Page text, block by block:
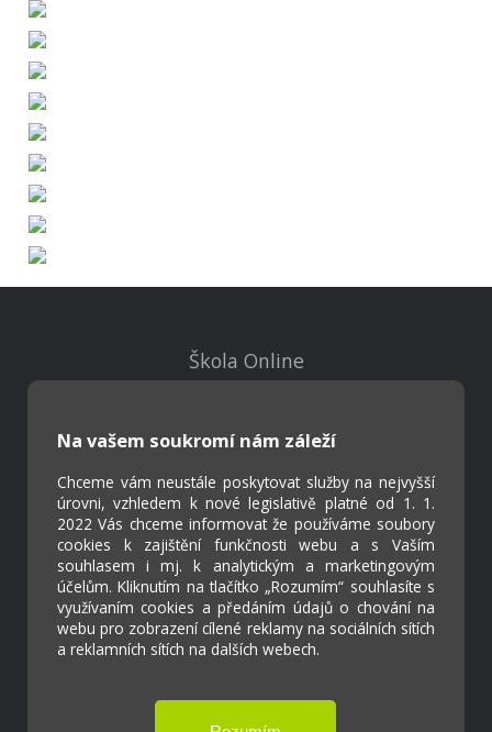
Na vašem soukromí nám záleží
Chceme vám neustále poskytovat služby na nejvyšší
úrovni, vzhledem k nové legislativě platné od 1. 1.
2022 Vás chceme informovat že používáme soubory
cookies k zajištění funkčnosti webu a s Vaším
souhlasem i mj. k analytickým a marketingovým
účelům. Kliknutím na tlačítko „Rozumím“ souhlasíte s
využívaním cookies a předáním údajů o chování na
webu pro zobrazení cílené reklamy na sociálních sítích
a reklamních sítích na dalších webech.
Škola Online
Strava.cz
Projekty
Virtuální prohlídka
Cookies
Přístupnost
Přihlášení